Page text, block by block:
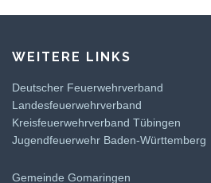
WEITERE LINKS
Deutscher Feuerwehrverband
Landesfeuerwehrverband
Kreisfeuerwehrverband Tübingen
Jugendfeuerwehr Baden-Württemberg
Gemeinde Gomaringen